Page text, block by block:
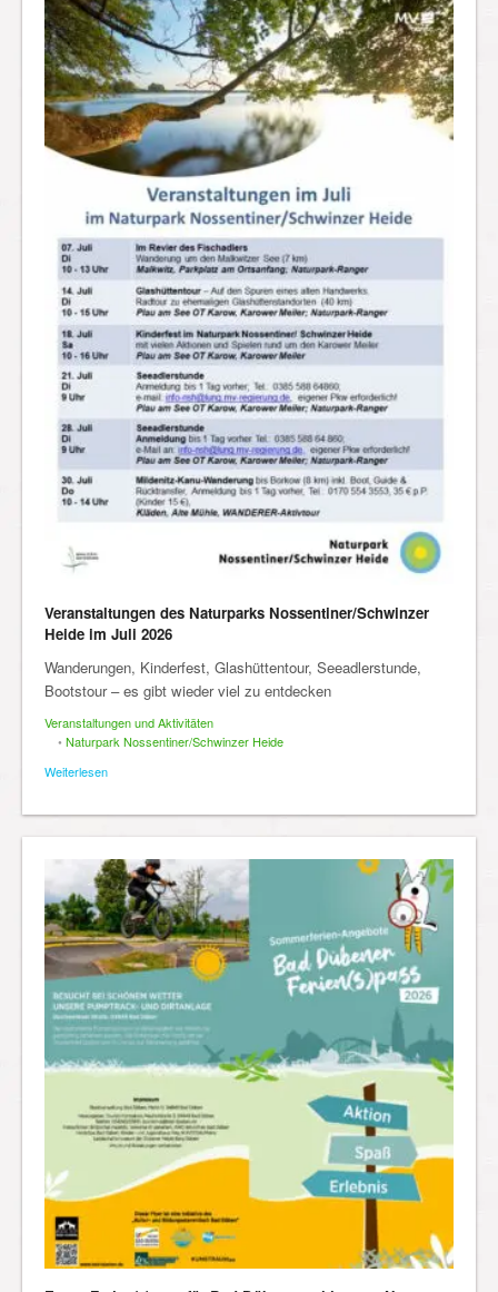
Veranstaltungen des Naturparks Nossentiner/Schwinzer
Heide im Juli 2026
Wanderungen, Kinderfest, Glashüttentour, Seeadlerstunde,
Bootstour – es gibt wieder viel zu entdecken
Veranstaltungen und Aktivitäten
• Naturpark Nossentiner/Schwinzer Heide
Weiterlesen